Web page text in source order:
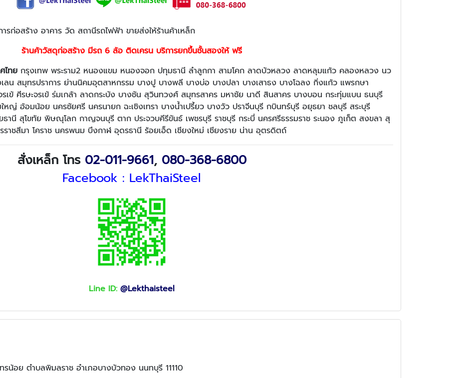
รก่อสร้าง อาคาร วัด สถานีรถไฟฟ้า ขายส่งให้ร้านค้าเหล็ก
ร้านค้าวัสดุก่อสร้าง มีรถ 6 ล้อ ติดเครน บริการยกขึ้นชั้นสองให้ ฟรี
ไทย กรุงเทพ พระราม2 หนองแขม หนองจอก ปทุมธานี ลำลูกกา สามโคก ลาดบัวหลวง ลาดหลุมแก้ว คลองหลวง นว
ลน สมุทรปราการ ย่านนิคมอุตสาหกรรม บางปู บางพลี บางบ่อ บางปลา บางเสาธง บางโฉลง กิ่งแก้ว แพรกษา
รเข้ ศีรษะจรเข้ ร่มเกล้า ลาดกระบัง บางชัน สุวินทวงศ์ สมุทรสาคร มหาชัย นาดี สินสาคร บางบอน กระทุ่มแบน ธนบุรี
ญ่ อ้อมน้อย นครชัยศรี นครนายก ฉะเชิงเทรา บางน้ำเปรี้ยว บางวัว ปราจีนบุรี กบินทร์บุรี อยุธยา ชลบุรี สระบุรี
านี สุโขทัย พิษณุโลก กาญจนบุรี ตาก ประจวบคีรีขันธ์ เพชรบุรี ราชบุรี กระบี่ นครศรีธรรมราช ระนอง ภูเก็ต สงขลา สุ
ชสีมา โคราช นครพนม บึงกาฬ อุดรธานี ร้อยเอ็ด เชียงใหม่ เชียงราย น่าน อุตรดิตถ์
สั่งเหล็ก โทร 02-011-9661, 080-368-6800
Facebook : LekThaiSteel
Line ID: @Lekthaisteel
น้อย ตำบลพิมลราช อำเภอบางบัวทอง นนทบุรี 11110